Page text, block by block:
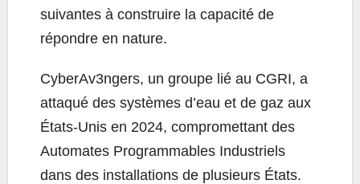
suivantes à construire la capacité de
répondre en nature.
CyberAv3ngers, un groupe lié au CGRI, a
attaqué des systèmes d’eau et de gaz aux
États-Unis en 2024, compromettant des
Automates Programmables Industriels
dans des installations de plusieurs États.